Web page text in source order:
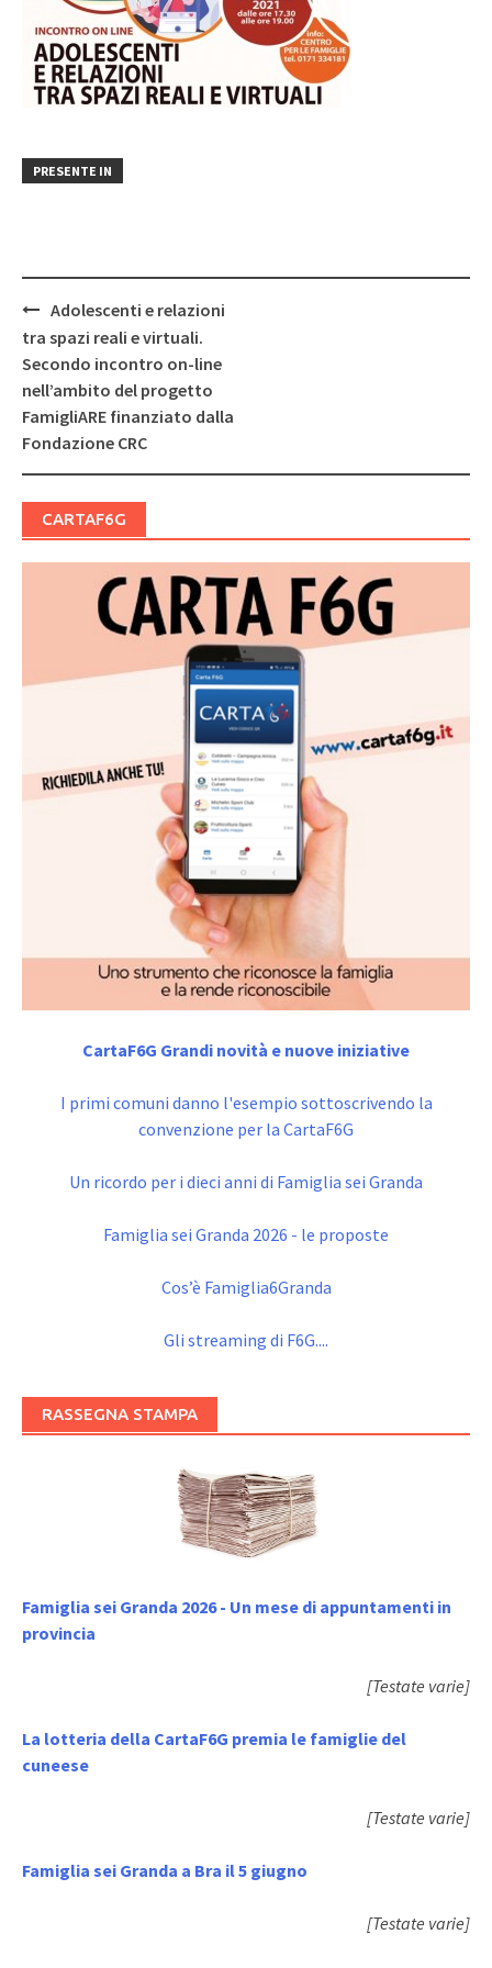
PRESENTE IN
Post
navigation
Adolescenti e relazioni
tra spazi reali e virtuali.
Secondo incontro on-line
nell’ambito del progetto
FamigliARE finanziato dalla
Fondazione CRC
CARTAF6G
CartaF6G Grandi novità e nuove iniziative
I primi comuni danno l'esempio sottoscrivendo la
convenzione per la CartaF6G
Un ricordo per i dieci anni di Famiglia sei Granda
Famiglia sei Granda 2026 - le proposte
Cos’è Famiglia6Granda
Gli streaming di F6G....
RASSEGNA STAMPA
Famiglia sei Granda 2026 - Un mese di appuntamenti in
provincia
[Testate varie]
La lotteria della CartaF6G premia le famiglie del
cuneese
[Testate varie]
Famiglia sei Granda a Bra il 5 giugno
[Testate varie]